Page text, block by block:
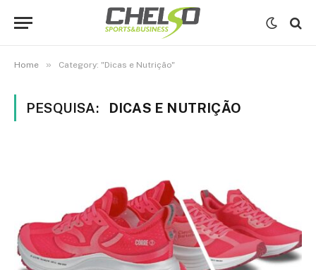
Home » Category: "Dicas e Nutrição"
PESQUISA: DICAS E NUTRIÇÃO